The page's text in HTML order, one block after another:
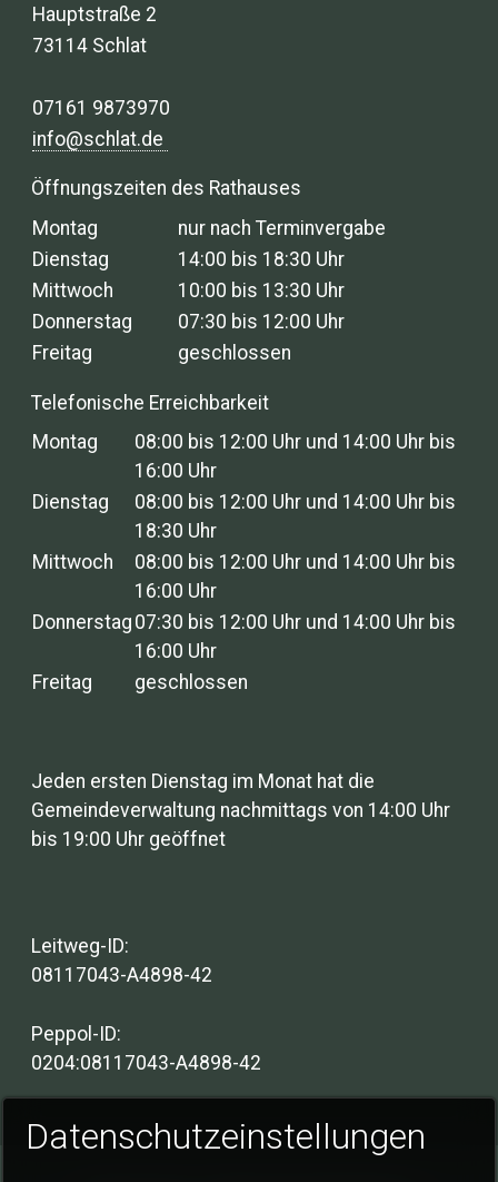
Hauptstraße 2
73114 Schlat
07161 9873970
info@schlat.de
Öffnungszeiten des Rathauses
Montag
nur nach Terminvergabe
Dienstag
14:00 bis 18:30 Uhr
Mittwoch
10:00 bis 13:30 Uhr
Donnerstag
07:30 bis 12:00 Uhr
Freitag
geschlossen
Telefonische Erreichbarkeit
Montag
08:00 bis 12:00 Uhr und 14:00 Uhr bis
16:00 Uhr
Dienstag
08:00 bis 12:00 Uhr und 14:00 Uhr bis
18:30 Uhr
Mittwoch
08:00 bis 12:00 Uhr und 14:00 Uhr bis
16:00 Uhr
Donnerstag 07:30 bis 12:00 Uhr und 14:00 Uhr bis
16:00 Uhr
Freitag
geschlossen
Jeden ersten Dienstag im Monat hat die
Gemeindeverwaltung nachmittags von 14:00 Uhr
bis 19:00 Uhr geöffnet
Leitweg-ID:
08117043-A4898-42
Peppol-ID:
0204:08117043-A4898-42
Datenschutzeinstellungen